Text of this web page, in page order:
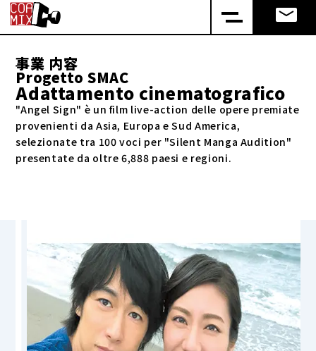
事業 内容
Progetto SMAC
Adattamento cinematografico
"Angel Sign" è un film live-action delle opere premiate
provenienti da Asia, Europa e Sud America,
selezionate tra 100 voci per "Silent Manga Audition"
presentate da oltre 6,888 paesi e regioni.